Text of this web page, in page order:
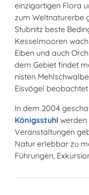
einzigartigen Flora
zum Weltnaturerbe
Stubnitz beste
Kesselmooren
Eiben und auch
dem Gebiet findet
nisten
Eisvögel
In dem 2004
Königsstuhl
Veranstaltungen
Natur erlebbar zu
Führungen,